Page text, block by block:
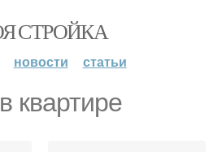
СТРОЙКА
новости статьи
квартире